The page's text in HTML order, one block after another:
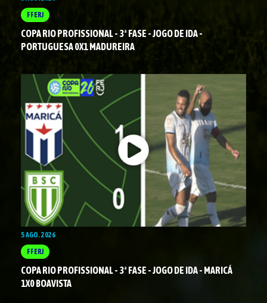
FFERJ
COPA RIO PROFISSIONAL - 3ª FASE - JOGO DE IDA -
PORTUGUESA 0X1 MADUREIRA
5 AGO. 2026
FFERJ
COPA RIO PROFISSIONAL - 3ª FASE - JOGO DE IDA - MARICÁ
1X0 BOAVISTA